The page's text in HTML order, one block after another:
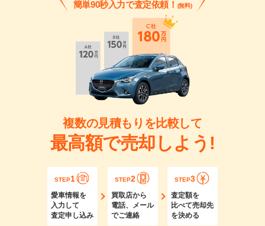
簡単90秒入力で査定依頼！ (無料)
複数の見積もりを比較して
最高額で売却しよう!
STEP1
愛車情報を
入力して
査定申し込み
STEP2
買取店から
電話、メール
でご連絡
STEP3
査定額を
比べて売却先
を決める